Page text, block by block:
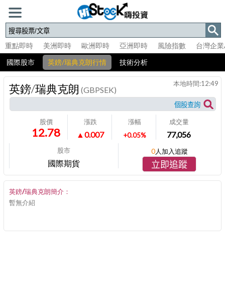
重點即時 美洲即時 歐洲即時 亞洲即時 風險指數
台灣企
國際股市
英鎊/瑞典克朗行情 技術分析
英鎊/瑞典克朗 (GBPSEK)
股價
12.78
漲跌
▲0.007
漲幅
+0.05%
成交量
77,056
股市
國際期貨
本地時間:12:49
0人加入追蹤
立即追蹤
英鎊/瑞典克朗簡介：
暫無介紹